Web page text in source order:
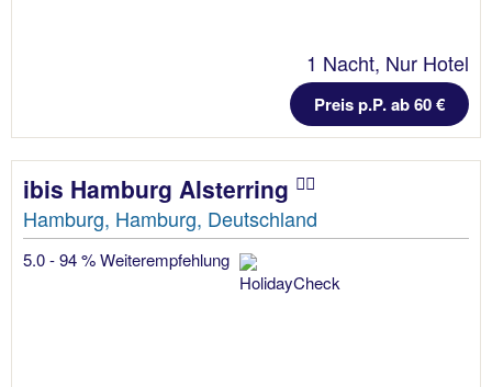
1 Nacht, Nur Hotel
Preis p.P. ab 60 €
ibis Hamburg Alsterring
Hamburg, Hamburg, Deutschland
5.0 - 94 % Weiterempfehlung